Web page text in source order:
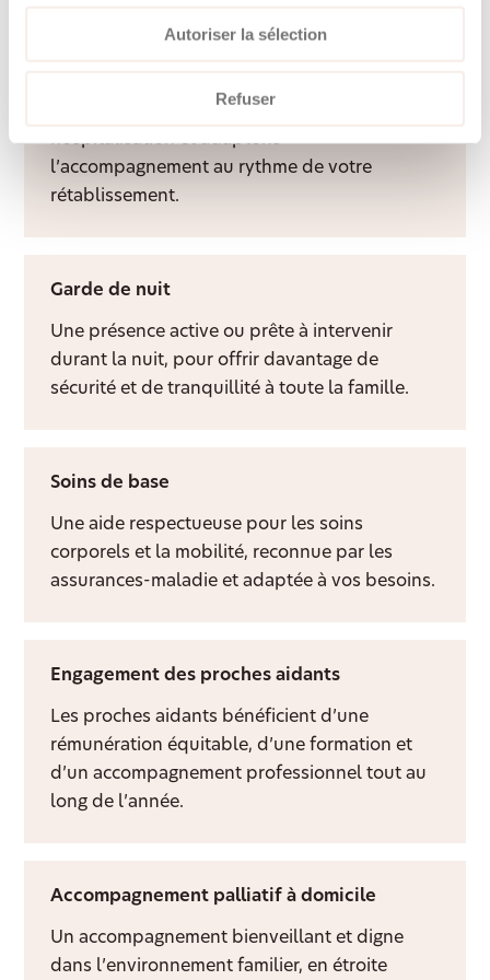
Autoriser la sélection
Refuser
hospitalisation et adaptons
l’accompagnement au rythme de votre
rétablissement.
Garde de nuit
Une présence active ou prête à intervenir
durant la nuit, pour offrir davantage de
sécurité et de tranquillité à toute la famille.
Soins de base
Une aide respectueuse pour les soins
corporels et la mobilité, reconnue par les
assurances-maladie et adaptée à vos besoins.
Engagement des proches aidants
Les proches aidants bénéficient d’une
rémunération équitable, d’une formation et
d’un accompagnement professionnel tout au
long de l’année.
Accompagnement palliatif à domicile
Un accompagnement bienveillant et digne
dans l’environnement familier, en étroite